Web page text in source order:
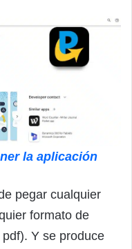
la aplicación
pegar cualquier
formato de
Y se produce